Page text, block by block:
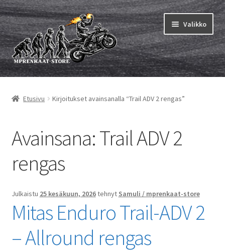
Siirry
navigointiin
Siirry
sisältöön
Valikko
MP renkaat
Sisärenkaat ja nauhat
Rengasmerkit
valikko
Etusivu Kirjoitukset avainsanalla “Trail ADV 2 rengas”
Avainsana:Trail ADV 2
rengas
Julkaistu 25 kesäkuun, 2026tehnyt Samuli / mprenkaat-store
Mitas Enduro Trail-ADV 2
– Allround rengas